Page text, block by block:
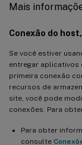
Mais
Conexão do
Se você estiver
entregar aplicativos
primeira conexão
recursos de
site, você pode
conexões. Para
Para obter
consulte